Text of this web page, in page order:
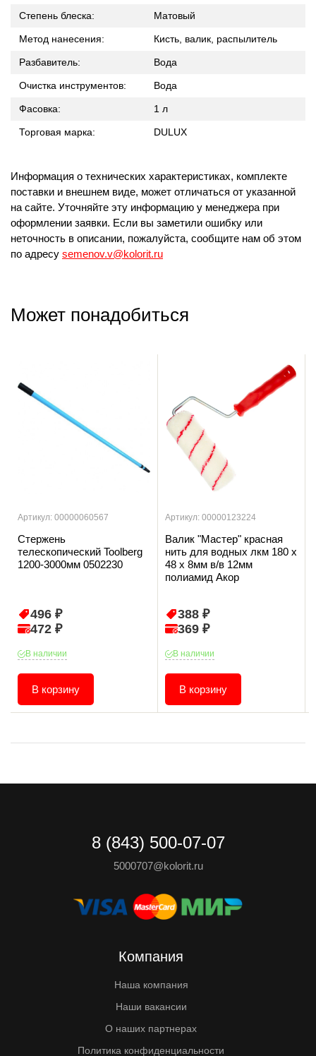
Степень блеска: Матовый
Метод нанесения: Кисть, валик, распылитель
Разбавитель: Вода
Очистка инструментов: Вода
Фасовка: 1 л
Торговая марка: DULUX
Информация о технических характеристиках, комплекте
поставки и внешнем виде, может отличаться от указанной
на сайте. Уточняйте эту информацию у менеджера при
оформлении заявки. Если вы заметили ошибку или
неточность в описании, пожалуйста, сообщите нам об этом
по адресу semenov.v@kolorit.ru
Может понадобиться
Артикул: 00000060567
Стержень
телескопический Toolberg
1200-3000мм 0502230
496 ₽
472 ₽
В наличии
В корзину
Артикул: 00000123224
Валик "Мастер" красная
нить для водных лкм 180 х
48 х 8мм в/в 12мм
полиамид Акор
388 ₽
369 ₽
В наличии
В корзину
8 (843) 500-07-07
5000707@kolorit.ru
Компания
Наша компания
Наши вакансии
О наших партнерах
Политика конфиденциальности